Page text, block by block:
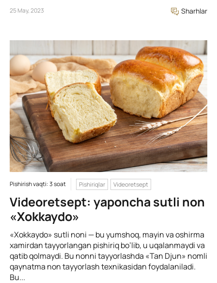
25 May, 2023 Sharhlar
Pishirish vaqti: 3 soat Pishiriqlar Videoretsept
Videoretsept: yaponcha sutli non
«Xokkaydo»
«Xokkaydo» sutli noni — bu yumshoq, mayin va oshirma
xamirdan tayyorlangan pishiriq bo’lib, u uqalanmaydi va
qatib qolmaydi. Bu nonni tayyorlashda «Tan Djun» nomli
qaynatma non tayyorlash texnikasidan foydalaniladi.
Bu...